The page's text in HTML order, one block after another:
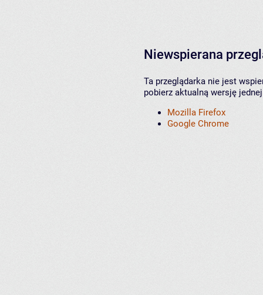
Niewspierana
Ta przeglądarka nie jest
pobierz aktualną wersję
Mozilla Firefox
Google Chrome